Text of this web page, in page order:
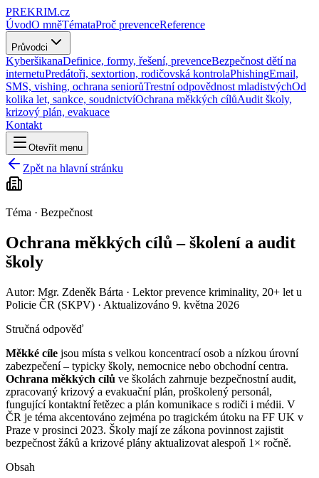
PREKRIM.cz
ÚvodO mněTémataProč prevenceReference
Průvodci
KyberšikanaDefinice, formy, řešení, prevenceBezpečnost dětí na
internetuPredátoři, sextortion, rodičovská kontrolaPhishingEmail,
SMS, vishing, ochrana seniorůTrestní odpovědnost mladistvýchOd
kolika let, sankce, soudnictvíOchrana měkkých cílůAudit školy,
krizový plán, evakuace
Kontakt
Otevřít menu
Zpět na hlavní stránku
Téma · Bezpečnost
Ochrana měkkých cílů – školení a audit
školy
Autor: Mgr. Zdeněk Bárta · Lektor prevence kriminality, 20+ let u
Policie ČR (SKPV) · Aktualizováno 9. května 2026
Stručná odpověď
Měkké cíle jsou místa s velkou koncentrací osob a nízkou úrovní
zabezpečení – typicky školy, nemocnice nebo obchodní centra.
Ochrana měkkých cílů ve školách zahrnuje bezpečnostní audit,
zpracovaný krizový a evakuační plán, proškolený personál,
fungující kontaktní řetězec a plán komunikace s rodiči i médii. V
ČR je téma akcentováno zejména po tragickém útoku na FF UK v
Praze v prosinci 2023. Školy mají ze zákona povinnost zajistit
bezpečnost žáků a krizové plány aktualizovat alespoň 1× ročně.
Obsah